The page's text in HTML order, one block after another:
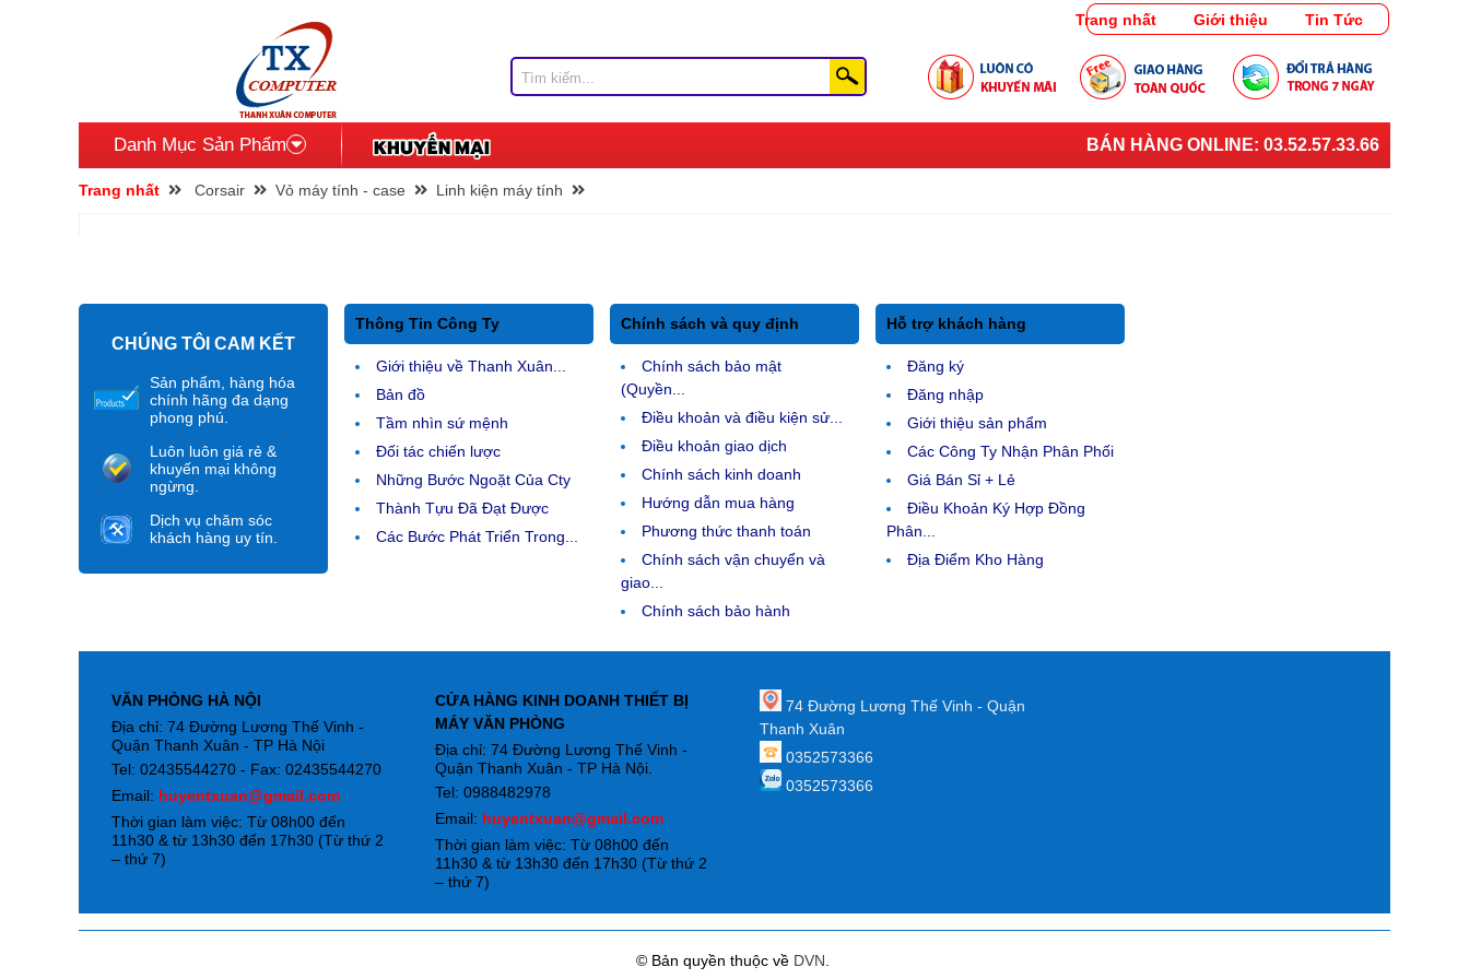
Trang nhất Giới thiệu Tin Tức
Danh Mục Sản Phẩm BÁN HÀNG ONLINE: 03.52.57.33.66
Trang nhất Corsair Vỏ máy tính - case Linh kiện máy tính
CHÚNG TÔI CAM KẾT
Sản phẩm, hàng hóa
chính hãng đa dạng
phong phú.
Luôn luôn giá rẻ &
khuyến mại không
ngừng.
Dịch vụ chăm sóc
khách hàng uy tín.
Thông Tin Công Ty
Giới thiệu về Thanh Xuân...
Bản đồ
Tầm nhìn sứ mệnh
Đối tác chiến lược
Những Bước Ngoặt Của Cty
Thành Tựu Đã Đạt Được
Các Bước Phát Triển Trong...
Chính sách và quy định
Chính sách bảo mật
(Quyền...
Điều khoản và điều kiện sử...
Điều khoản giao dịch
Chính sách kinh doanh
Hướng dẫn mua hàng
Phương thức thanh toán
Chính sách vận chuyển và
giao...
Chính sách bảo hành
Hỗ trợ khách hàng
Đăng ký
Đăng nhập
Giới thiệu sản phẩm
Các Công Ty Nhận Phân Phối
Giá Bán Sỉ + Lẻ
Điều Khoản Ký Hợp Đồng
Phân...
Địa Điểm Kho Hàng
VĂN PHÒNG HÀ NỘI
Địa chỉ: 74 Đường Lương Thế Vinh -
Quận Thanh Xuân - TP Hà Nội
Tel: 02435544270 - Fax: 02435544270
Email: huyentxuan@gmail.com
Thời gian làm việc: Từ 08h00 đến
11h30 & từ 13h30 đến 17h30 (Từ thứ 2
– thứ 7)
CỬA HÀNG KINH DOANH THIẾT BỊ
MÁY VĂN PHÒNG
Địa chỉ: 74 Đường Lương Thế Vinh -
Quận Thanh Xuân - TP Hà Nội.
Tel: 0988482978
Email: huyentxuan@gmail.com
Thời gian làm việc: Từ 08h00 đến
11h30 & từ 13h30 đến 17h30 (Từ thứ 2
– thứ 7)
74 Đường Lương Thế Vinh - Quận
Thanh Xuân
0352573366
0352573366
© Bản quyền thuộc về DVN